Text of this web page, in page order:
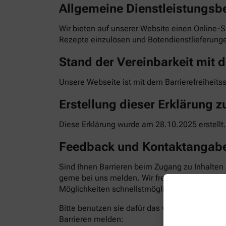
Allgemeine
Wir bieten auf unserer Website einen Online-
Rezepte einzulösen und
Stand der Vereinbarkeit mit
Unsere Webseite ist mit dem
Erstellung dieser Erklärung
Diese Erklärung wurde am 28.10.2025
Feedback und
Sind Ihnen Barrieren beim Zugang zu
gerne bei uns melden. Wir freuen uns auf Ihr
Möglichkeiten schnellstmöglich zu beheben.
Bitte benutzen sie dafür das vorgesehene
Barrieren melden: